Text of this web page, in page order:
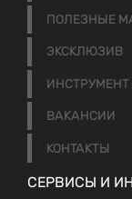
ПОЛЕЗНЫЕ
ЭКСКЛЮЗИВ
ВАКАНСИИ
КОНТАКТЫ
СЕРВИСЫ И